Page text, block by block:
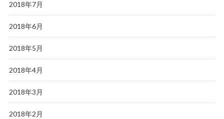
2018年7月
2018年6月
2018年5月
2018年4月
2018年3月
2018年2月